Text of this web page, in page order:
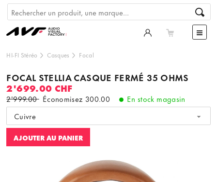
HI-FI Stéréo Casques Focal
FOCAL STELLIA CASQUE FERMÉ 35 OHMS
2'699.00 CHF
2'999.00 Économisez 300.00
En stock magasin
Cuivre
AJOUTER AU PANIER